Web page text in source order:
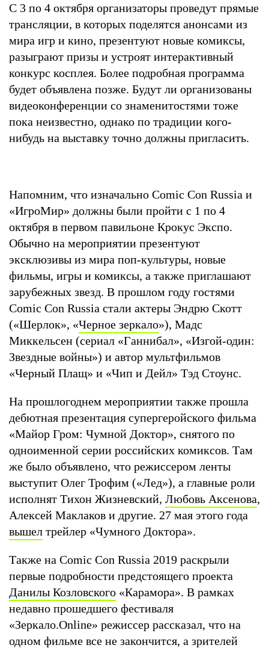
С 3 по 4 октября организаторы проведут прямые
трансляции, в которых поделятся анонсами из
мира игр и кино, презентуют новые комиксы,
разыграют призы и устроят интерактивный
конкурс косплея. Более подробная программа
будет объявлена позже. Будут ли организованы
видеоконференции со знаменитостями тоже
пока неизвестно, однако по традиции кого-
нибудь на выставку точно должны пригласить.
Напомним, что изначально Comic Con Russia и
«ИгроМир» должны были пройти с 1 по 4
октября в первом павильоне Крокус Экспо.
Обычно на мероприятии презентуют
эксклюзивы из мира поп-культуры, новые
фильмы, игры и комиксы, а также приглашают
зарубежных звезд. В прошлом году гостями
Comic Con Russia стали актеры Эндрю Скотт
(«Шерлок», «Черное зеркало»), Мадс
Миккельсен (сериал «Ганнибал», «Изгой-один:
Звездные войны») и автор мультфильмов
«Черный Плащ» и «Чип и Дейл» Тэд Стоунс.
На прошлогоднем мероприятии также прошла
дебютная презентация супергеройского фильма
«Майор Гром: Чумной Доктор», снятого по
одноименной серии российских комиксов. Там
же было объявлено, что режиссером ленты
выступит Олег Трофим («Лед»), а главные роли
исполнят Тихон Жизневский, Любовь Аксенова,
Алексей Маклаков и другие. 27 мая этого года
вышел трейлер «Чумного Доктора».
Также на Comic Con Russia 2019 раскрыли
первые подробности предстоящего проекта
Данилы Козловского «Карамора». В рамках
недавно прошедшего фестиваля
«Зеркало.Online» режиссер рассказал, что на
одном фильме все не закончится, а зрителей